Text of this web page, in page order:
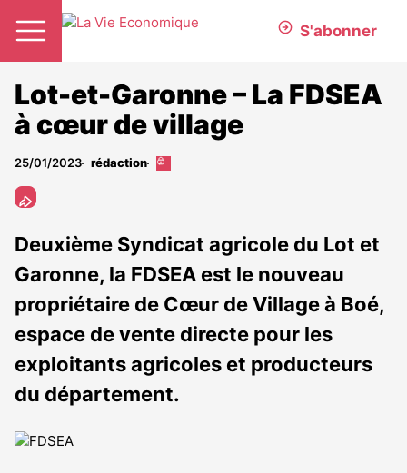
S'abonner
Lot-et-Garonne – La FDSEA
à cœur de village
25/01/2023 rédaction
Cet
aux
abonnés
Deuxième Syndicat agricole du Lot et
Garonne, la FDSEA est le nouveau
propriétaire de Cœur de Village à Boé,
espace de vente directe pour les
exploitants agricoles et producteurs
du département.